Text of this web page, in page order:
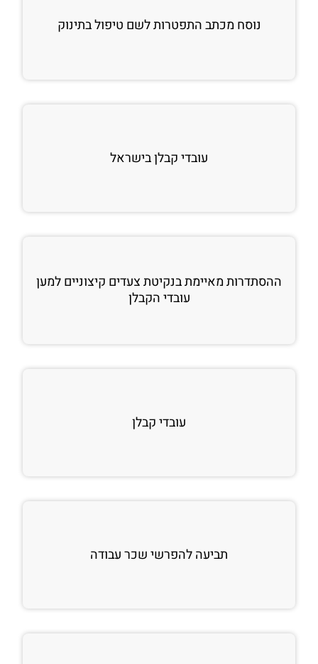
נוסח מכתב התפטרות לשם טיפול בתינוק
עובדי קבלן בישראל
ההסתדרות מאיימת בנקיטת צעדים קיצוניים למען
עובדי הקבלן
עובדי קבלן
תביעה להפרשי שכר עבודה